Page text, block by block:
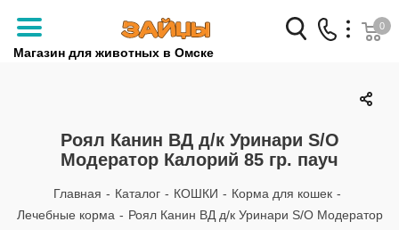
Магазин для животных в Омске
Заказать звонок
+7 (3812) 79-04-04
+7 (950) 959-88-32
0
Роял Канин ВД д/к Уринари S/O
Модератор Калорий 85 гр. пауч
Главная - Каталог - КОШКИ - Корма для кошек -
Лечебные корма - Роял Канин ВД д/к Уринари S/O Модератор